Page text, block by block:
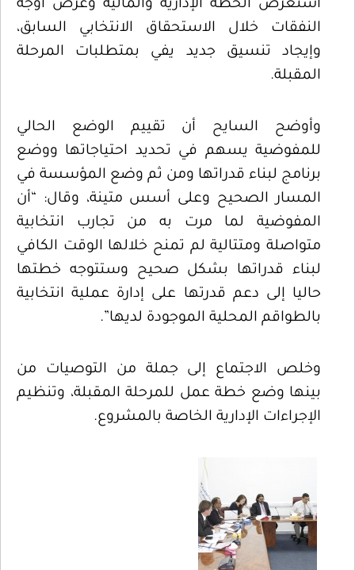
استعرض الخطة الإدارية والمالية وعرض أوجه
النفقات خلال الاستحقاق الانتخابي السابق،
وإيجاد تنسيق جديد يفي بمتطلبات المرحلة
المقبلة.
وأوضح السايح أن تقييم الوضع الحالي
للمفوضية يسهم في تحديد احتياجاتها ووضع
برنامج لبناء قدراتها ومن ثم وضع المؤسسة في
المسار الصحيح وعلى أسس متينة، وقال: “أن
المفوضية لما مرت به من تجارب انتخابية
متواصلة ومتتالية لم تمنح خلالها الوقت الكافي
لبناء قدراتها بشكل صحيح وستتوجه خطتها
حاليا إلى دعم قدرتها على إدارة عملية انتخابية
بالطواقم المحلية الموجودة لديها”.
وخلص الاجتماع إلى جملة من التوصيات من
بينها وضع خطة عمل للمرحلة المقبلة، وتنظيم
الإجراءات الإدارية الخاصة بالمشروع.